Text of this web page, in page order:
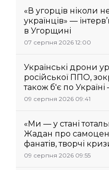
«В угорців ніколи
українців» —
в Угорщині
07 серпня 2026 12:00
Українські дрони
російської ППО,
також б'є по
09 серпня 2026 09:41
«Ми — у стані
Жадан про
фанатів, творчі
09 серпня 2026 09:55